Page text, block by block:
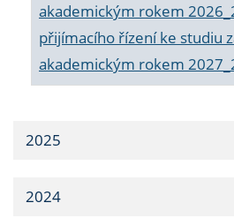
akademickým rokem
přijímacího řízení ke studiu
akademickým rokem
2025
2024